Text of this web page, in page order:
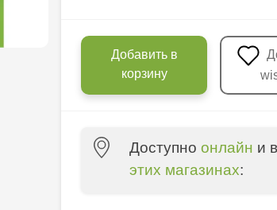
Добавить в
корзину
Доступно онлайн и в
этих магазинах: